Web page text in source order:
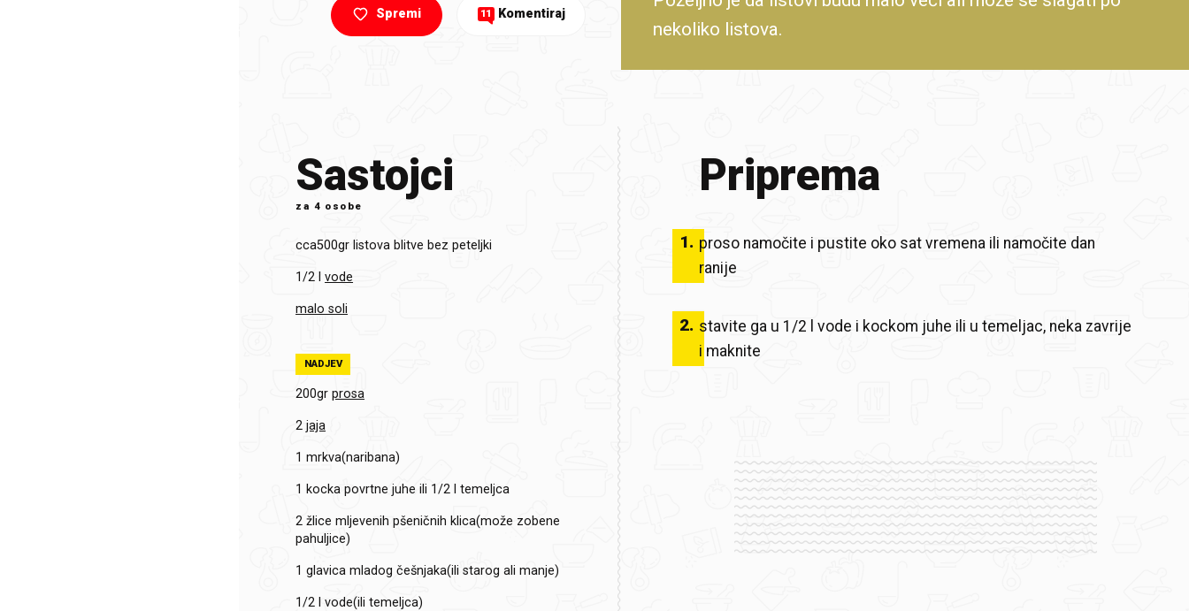
nekoliko listova.
Spremi 11 Komentiraj
Sastojci
za 4 osobe
cca500gr listova blitve bez peteljki
1/2 l vode
malo soli
NADJEV
200gr prosa
2 jaja
1 mrkva(naribana)
1 kocka povrtne juhe ili 1/2 l temeljca
2 žlice mljevenih pšeničnih klica(može zobene
pahuljice)
1 glavica mladog češnjaka(ili starog ali manje)
1/2 l vode(ili temeljca)
Priprema
1. proso namočite i pustite oko sat vremena ili namočite dan
ranije
2. stavite ga u 1/2 l vode i kockom juhe ili u temeljac, neka zavrije
i maknite